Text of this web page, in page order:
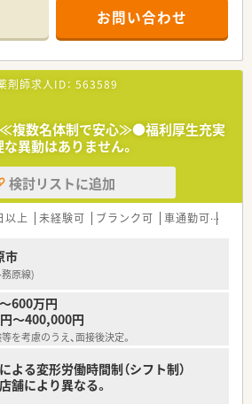
極的に行っている活気ある店舗です。
から4名の体制で、20代から40代の事務員も
手厚い人員配置で業務を分担します。
人物像について】
大に伴う増員募集となっており、テキパキと
こなすのが好きな方を求めています。
は不問ですが、これから専門性を高めたいとい
、地域医療に貢献したい方を歓迎します。
の若手でコミュニケーション能力が高いた
ながら円滑に業務を進められる方です。
】
2店舗の調剤薬局を運営しており、地域密着
頼関係が非常に厚く、定期的な勉強会の実施を
薬物治療を提供することを理念としています。
ない柔軟な意思決定と風通しの良さがあり、
的に取り入れるボトムアップな社風です。
アイメージ】
務の基礎からじっくり学び、ゆくゆくは地域を
スペシャリストとしての道が開けます。
あるため経営陣との距離が近く、やる気次第
ジメント業務にも深く関わることが可能で
お問い合わせ
剤師求人ID： 563589
≪複数名体制で安心≫●福利厚生充実
異動はありません。
検討リストに追加
以上 未経験可 ブランク可 車通勤可
市
原線)
600万円
～400,000円
を考慮のうえ、面接後決定。
よる変形労働時間制（シフト制）
舗により異なる。